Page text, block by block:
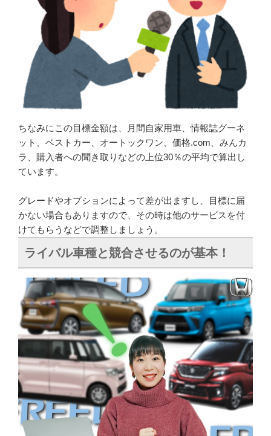
ちなみにこの目標金額は、月間自家用車、情報誌グーネ
ット、ベストカー、オートックワン、価格.com、みんカ
ラ、購入者への聞き取りなどの上位30％の平均で算出し
ています。
グレードやオプションによって差が出ますし、目標に届
かない場合もありますので、その時は他のサービスを付
けてもらうなどで調整しましょう。
ライバル車種と競合させるのが基本！